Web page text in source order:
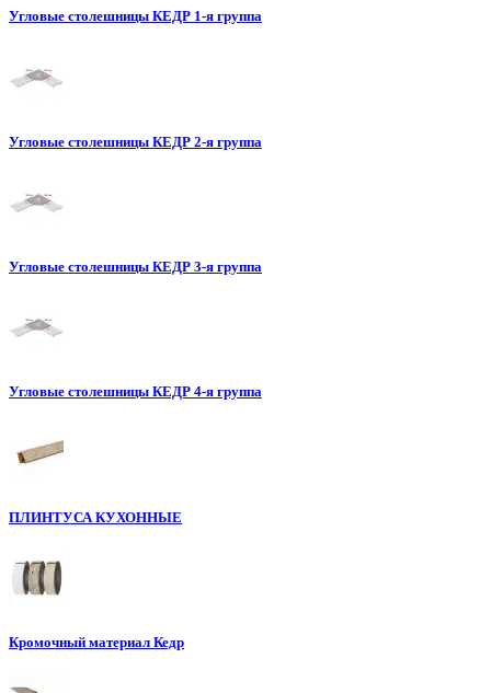
Угловые столешницы КЕДР 1-я группа
Угловые столешницы КЕДР 2-я группа
Угловые столешницы КЕДР 3-я группа
Угловые столешницы КЕДР 4-я группа
ПЛИНТУСА КУХОННЫЕ
Кромочный материал Кедр